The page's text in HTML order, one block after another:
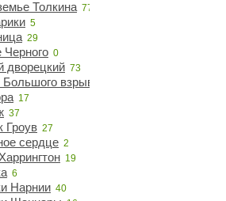
Толкина 77
5
29
Черного 0
дворецкий 73
взрыва
17
37
Гроув 27
сердце 2
19
6
Нарнии 40